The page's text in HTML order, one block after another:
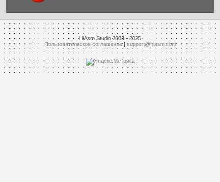
HiAsm Studio 2003 - 2025
Пользовательское соглашение| support@hiasm.com